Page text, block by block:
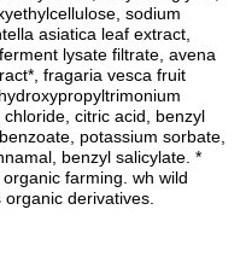
sodium
asiatica leaf extract,
lysate filtrate, avena
fragaria vesca fruit
citric acid, benzyl
potassium sorbate,
benzyl salicylate. *
farming. wh wild
derivatives.